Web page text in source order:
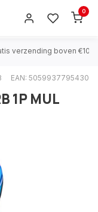
0
verzending boven €100
EAN: 5059937795430
1P MUL